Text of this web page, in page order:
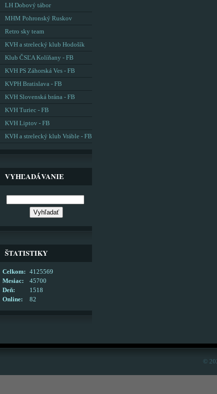
LH Dobový tábor
MHM Pohronský Ruskov
Retro sky team
KVH a strelecký klub Hodošík
Klub ČSĽA Kolíňany - FB
KVH PS Záhorská Ves - FB
KVPH Bratislava - FB
KVH Slovenská brána - FB
KVH Turiec - FB
KVH Liptov - FB
KVH a strelecký klub Vráble - FB
VYHĽADÁVANIE
ŠTATISTIKY
Online: 82
Celkom:
4125569
Mesiac:
45700
Deň:
1518
©